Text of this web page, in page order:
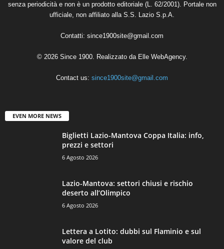
senza periodicità e non è un prodotto editoriale (L. 62/2001). Portale non
ufficiale, non affiliato alla S.S. Lazio S.p.A.
Contatti: since1900site@gmail.com
© 2026 Since 1900. Realizzato da Elle WebAgency.
Contact us: since1900site@gmail.com
EVEN MORE NEWS
Biglietti Lazio-Mantova Coppa Italia: info,
prezzi e settori
6 Agosto 2026
Lazio-Mantova: settori chiusi e rischio
deserto all’Olimpico
6 Agosto 2026
Lettera a Lotito: dubbi sul Flaminio e sul
valore del club